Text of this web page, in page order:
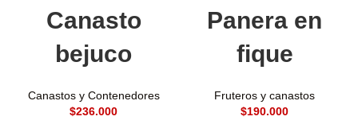
Canasto
bejuco
Canastos y Contenedores
$
Panera en
fique
Fruteros y canastos
$